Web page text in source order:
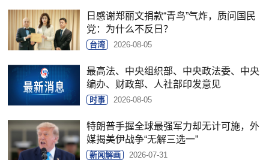
日感谢郑丽文捐款“青鸟”气炸，质问国民
党：为什么不反日？
台湾 2026-08-05
最高法、中央组织部、中央政法委、中央
编办、财政部、人社部印发意见
时事 2026-08-05
特朗普手握全球最强军力却无计可施，外
媒揭美伊战争“无解三选一”
新闻解画 2026-07-31